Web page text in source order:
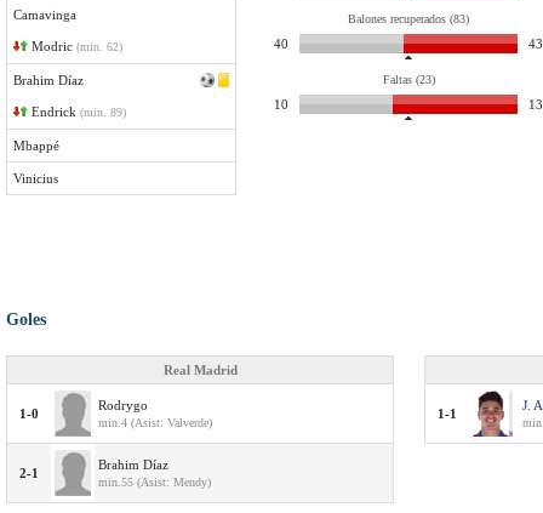
Camavinga
Modric (min. 62)
Brahim Díaz
Endrick (min. 89)
Mbappé
Vinicius
Balones recuperados (83)
40 43
Faltas (23)
10 13
Goles
Real Madrid
1-0
Rodrygo
min.4 (Asist: Valverde)
2-1
Brahim Díaz
min.55 (Asist: Mendy)
1-1
J.